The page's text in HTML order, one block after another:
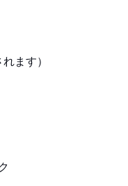
ます）